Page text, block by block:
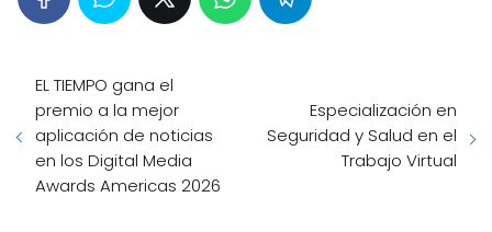
EL TIEMPO gana el
premio a la mejor
aplicación de noticias
en los Digital Media
Awards Americas 2026
Especialización en
Seguridad y Salud en el
Trabajo Virtual